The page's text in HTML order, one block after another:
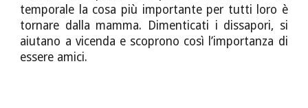
temporale la cosa più importante per tutti loro è
tornare dalla mamma. Dimenticati i dissapori, si
aiutano a vicenda e scoprono così l’importanza di
essere amici.